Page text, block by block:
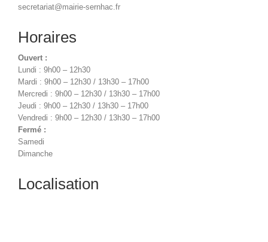
secretariat@mairie-sernhac.fr
Horaires
Ouvert :
Lundi : 9h00 – 12h30
Mardi : 9h00 – 12h30 / 13h30 – 17h00
Mercredi : 9h00 – 12h30 / 13h30 – 17h00
Jeudi : 9h00 – 12h30 / 13h30 – 17h00
Vendredi : 9h00 – 12h30 / 13h30 – 17h00
Fermé :
Samedi
Dimanche
Localisation